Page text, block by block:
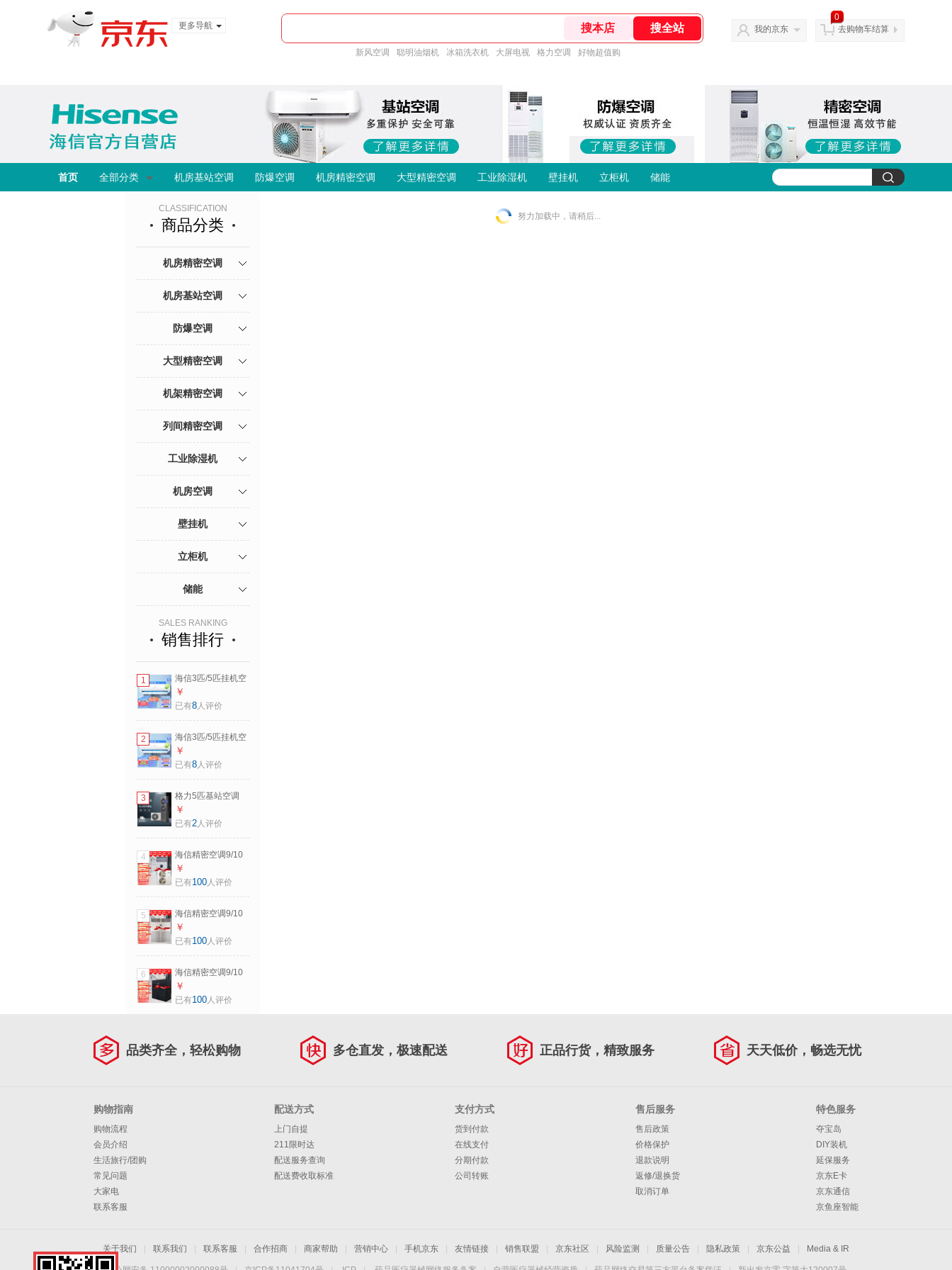
更多导航
新风空调 聪明油烟机 冰箱洗衣机 大屏电视 格力空调 好物超值购
我的京东
0
去购物车结算
首页 全部分类 机房基站空调 防爆空调 机房精密空调 大型精密空调 工业除湿机 壁挂机 立柜机 储能
CLASSIFICATION
商品分类
机房精密空调
机房基站空调
防爆空调
大型精密空调
机架精密空调
列间精密空调
工业除湿机
机房空调
壁挂机
立柜机
储能
SALES RANKING
销售排行
1
海信3匹/5匹挂机空
调 AI省电 家用商用
两用大风量防直吹
自检 冷暖 变频 4匹
一级能效
￥
已有8人评价
2
海信3匹/5匹挂机空
调 AI省电 家用商用
两用大风量防直吹
自检 冷暖 变频 5匹
新一级能效
￥
已有8人评价
3
格力5匹基站空调
机房配电室专用柜
机空调 变频EF系列
N1
￥
已有2人评价
4
海信精密空调9/10
匹恒温恒湿机房
20/25/30KW机房工
220LW/TS16SD 精
密空调
￥
已有100人评价
5
海信精密空调9/10
匹恒温恒湿机房
20/25/30KW机房工
220LW/TS16SZD
精密空调
￥
已有100人评价
6
海信精密空调9/10
匹恒温恒湿机房
20/25/30KW机房工
精密空调
￥
已有100人评价
努力加载中，请稍后...
品类齐全，轻松购物 多仓直发，极速配送 正品行货，精致服务 天天低价，畅选无忧
购物指南
购物流程
会员介绍
生活旅行/团购
常见问题
大家电
联系客服
配送方式
上门自提
211限时达
配送服务查询
配送费收取标准
支付方式
货到付款
在线支付
分期付款
公司转账
售后服务
售后政策
价格保护
退款说明
返修/退换货
取消订单
特色服务
夺宝岛
DIY装机
延保服务
京东E卡
京东通信
京鱼座智能
关于我们 联系我们 联系客服 合作招商 商家帮助 营销中心 手机京东 友情链接 销售联盟 京东社区 风险监测 质量公告 隐私政策 京东公益 Media & IR